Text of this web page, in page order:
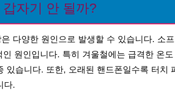
자기 안 될까?
다양한 원인으로 발생할 수 있습니다. 소
원인입니다. 특히 겨울철에는 급격한 온
있습니다. 또한, 오래된 핸드폰일수록 터치
다.